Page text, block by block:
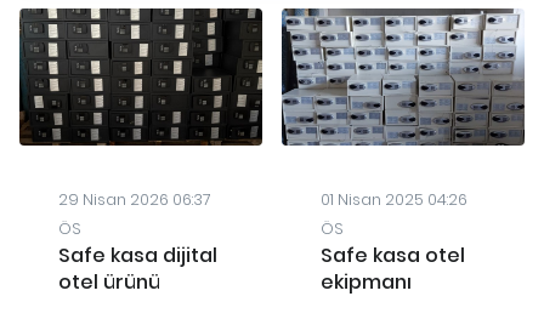
29 Nisan 2026 06:37
ÖS
Safe kasa dijital
otel ürünü
01 Nisan 2025 04:26
ÖS
Safe kasa otel
ekipmanı